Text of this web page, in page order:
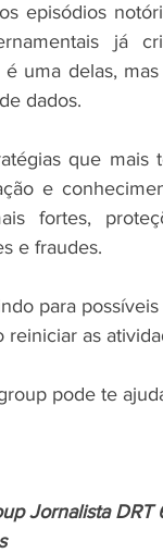
episódios
já
uma delas,
dados.
que
e
fortes,
e fraudes.
para
as
pode te
Jornalista DRT